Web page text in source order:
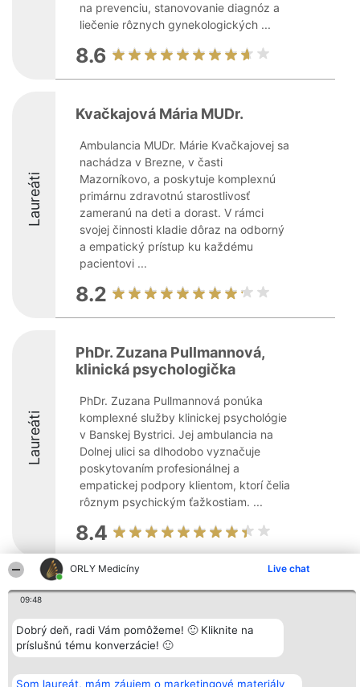
ORLY Medicíny Live chat
09:48
Dobrý deň, radi Vám pomôžeme! 🙂 Kliknite na
príslušnú tému konverzácie! 🙂
Som laureát, mám záujem o marketingové materiály
na prevenciu, stanovovanie diagnóz a
liečenie rôznych gynekologických ...
8.6
Laureáti
Kvačkajová Mária MUDr.
Ambulancia MUDr. Márie Kvačkajovej sa
nachádza v Brezne, v časti
Mazorníkovo, a poskytuje komplexnú
primárnu zdravotnú starostlivosť
zameranú na deti a dorast. V rámci
svojej činnosti kladie dôraz na odborný
a empatický prístup ku každému
pacientovi ...
8.2
Laureáti
PhDr. Zuzana Pullmannová,
klinická psychologička
PhDr. Zuzana Pullmannová ponúka
komplexné služby klinickej psychológie
v Banskej Bystrici. Jej ambulancia na
Dolnej ulici sa dlhodobo vyznačuje
poskytovaním profesionálnej a
empatickej podpory klientom, ktorí čelia
rôznym psychickým ťažkostiam. ...
8.4
Organizátor hodnotenia
Bright Side Solutions sp. z o.
ul. Ruska 22
Wrocław 50-079
KRS 0000749100 | Regon
381313360 | NIP 8943132676
+48 508 492 400
Hodnotenie
wszystkich
Laureatów
Podmienky
Obchodné
podmienky
Zásady
Kontakt